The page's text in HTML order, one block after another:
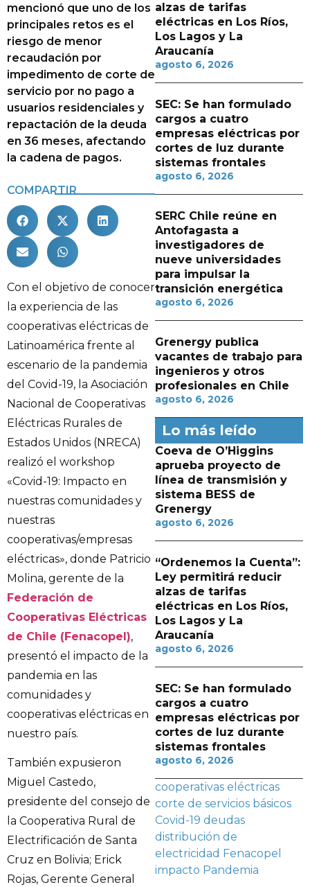
mencionó que uno de los
principales retos es el
riesgo de menor
recaudación por
impedimento de corte de
servicio por no pago a
usuarios residenciales y
repactación de la deuda
en 36 meses, afectando
la cadena de pagos.
COMPARTIR
Con el objetivo de conocer
la experiencia de las
cooperativas eléctricas de
Latinoamérica frente al
escenario de la pandemia
del Covid-19, la Asociación
Nacional de Cooperativas
Eléctricas Rurales de
Estados Unidos (NRECA)
realizó el workshop
«Covid-19: Impacto en
nuestras comunidades y
nuestras
cooperativas/empresas
eléctricas», donde Patricio
Molina, gerente de la
Federación de
Cooperativas Eléctricas
de Chile (Fenacopel),
presentó el impacto de la
pandemia en las
comunidades y
cooperativas eléctricas en
nuestro país.
También expusieron
Miguel Castedo,
presidente del consejo de
la Cooperativa Rural de
Electrificación de Santa
Cruz en Bolivia; Erick
Rojas, Gerente General
alzas de tarifas
eléctricas en Los Ríos,
Los Lagos y La
Araucanía
agosto 6, 2026
SEC: Se han formulado
cargos a cuatro
empresas eléctricas por
cortes de luz durante
sistemas frontales
agosto 6, 2026
SERC Chile reúne en
Antofagasta a
investigadores de
nueve universidades
para impulsar la
transición energética
agosto 6, 2026
Grenergy publica
vacantes de trabajo para
ingenieros y otros
profesionales en Chile
agosto 6, 2026
Lo más leído
Coeva de O’Higgins
aprueba proyecto de
línea de transmisión y
sistema BESS de
Grenergy
agosto 6, 2026
“Ordenemos la Cuenta”:
Ley permitirá reducir
alzas de tarifas
eléctricas en Los Ríos,
Los Lagos y La
Araucanía
agosto 6, 2026
SEC: Se han formulado
cargos a cuatro
empresas eléctricas por
cortes de luz durante
sistemas frontales
agosto 6, 2026
cooperativas eléctricas
corte de servicios básicos
Covid-19 deudas
distribución de
electricidad Fenacopel
impacto Pandemia